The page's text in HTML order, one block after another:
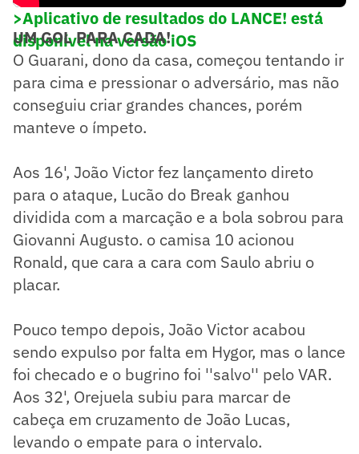
>Aplicativo de resultados do LANCE! está
disponível na versão iOS
UM GOL PARA CADA!
O Guarani, dono da casa, começou tentando ir
para cima e pressionar o adversário, mas não
conseguiu criar grandes chances, porém
manteve o ímpeto.
Aos 16', João Victor fez lançamento direto
para o ataque, Lucão do Break ganhou
dividida com a marcação e a bola sobrou para
Giovanni Augusto. o camisa 10 acionou
Ronald, que cara a cara com Saulo abriu o
placar.
Pouco tempo depois, João Victor acabou
sendo expulso por falta em Hygor, mas o lance
foi checado e o bugrino foi ''salvo'' pelo VAR.
Aos 32', Orejuela subiu para marcar de
cabeça em cruzamento de João Lucas,
levando o empate para o intervalo.